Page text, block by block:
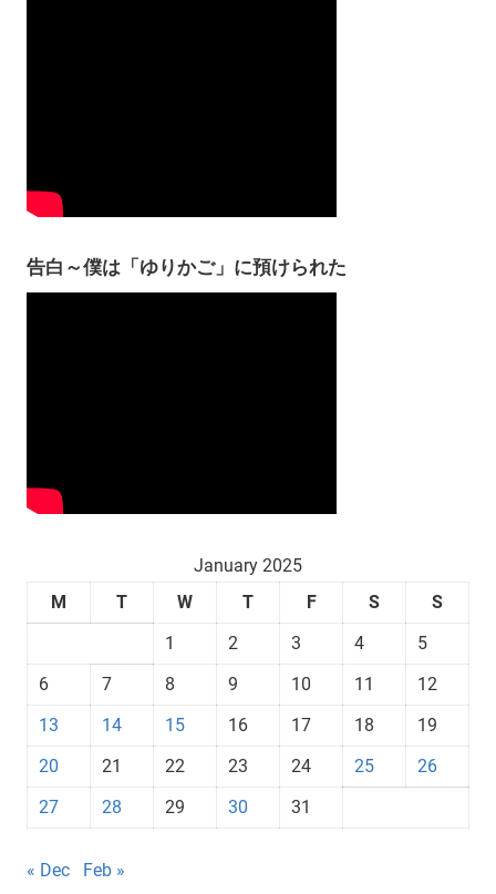
告白～僕は「ゆりかご」に預けられた
January 2025
M
T W T F S
S
1
2 3 4
5
6
7 8 9 10 11
12
13
14 15 16 17 18
19
20
21 22 23 24 25
26
27
28 29 30 31
« Dec Feb »